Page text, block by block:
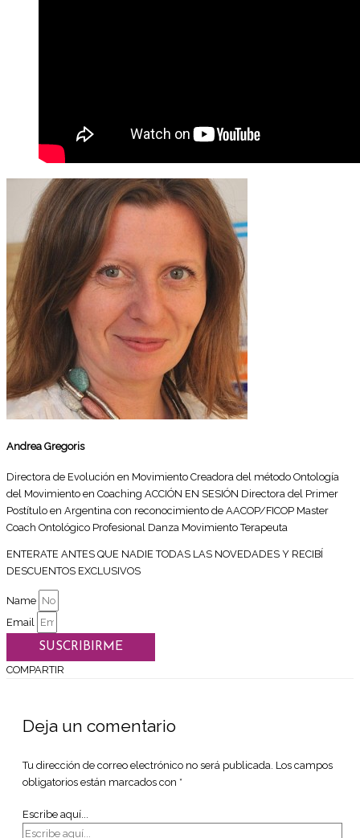
Andrea Gregoris
Directora de Evolución en Movimiento Creadora del método Ontología
del Movimiento en Coaching ACCIÓN EN SESIÓN Directora del Primer
Postítulo en Argentina con reconocimiento de AACOP/FICOP Master
Coach Ontológico Profesional Danza Movimiento Terapeuta
ENTERATE ANTES QUE NADIE TODAS LAS NOVEDADES Y RECIBÍ
DESCUENTOS EXCLUSIVOS
Name
Email
SUSCRIBIRME
COMPARTIR
Deja un comentario
Tu dirección de correo electrónico no será publicada. Los campos
obligatorios están marcados con *
Escribe aquí...